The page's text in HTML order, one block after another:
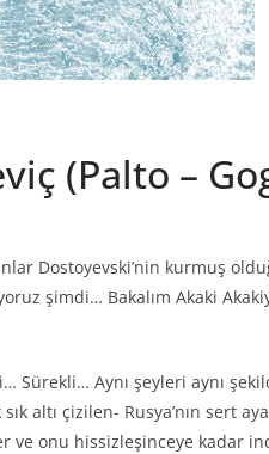
(Palto –
Dostoyevski’nin kurmuş
şimdi… Bakalım Akaki
Sürekli… Aynı şeyleri aynı
altı çizilen- Rusya’nın sert
onu hissizleşinceye kadar